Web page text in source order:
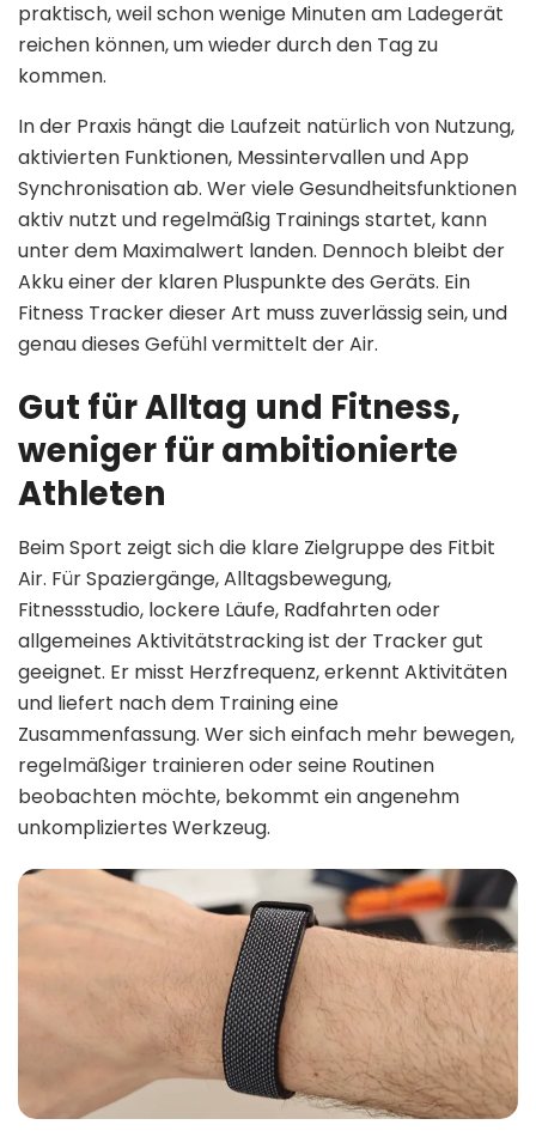
praktisch, weil schon wenige Minuten am Ladegerät
reichen können, um wieder durch den Tag zu
kommen.
In der Praxis hängt die Laufzeit natürlich von Nutzung,
aktivierten Funktionen, Messintervallen und App
Synchronisation ab. Wer viele Gesundheitsfunktionen
aktiv nutzt und regelmäßig Trainings startet, kann
unter dem Maximalwert landen. Dennoch bleibt der
Akku einer der klaren Pluspunkte des Geräts. Ein
Fitness Tracker dieser Art muss zuverlässig sein, und
genau dieses Gefühl vermittelt der Air.
Gut für Alltag und Fitness,
weniger für ambitionierte
Athleten
Beim Sport zeigt sich die klare Zielgruppe des Fitbit
Air. Für Spaziergänge, Alltagsbewegung,
Fitnessstudio, lockere Läufe, Radfahrten oder
allgemeines Aktivitätstracking ist der Tracker gut
geeignet. Er misst Herzfrequenz, erkennt Aktivitäten
und liefert nach dem Training eine
Zusammenfassung. Wer sich einfach mehr bewegen,
regelmäßiger trainieren oder seine Routinen
beobachten möchte, bekommt ein angenehm
unkompliziertes Werkzeug.